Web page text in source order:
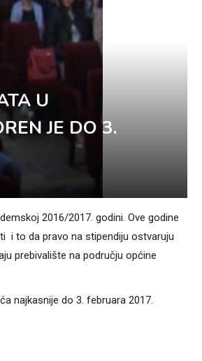
U
JE DO 3.
2016/2017. godini. Ove godine
i to da pravo na stipendiju ostvaruju
prebivalište na području općine
najkasnije do 3. februara 2017.